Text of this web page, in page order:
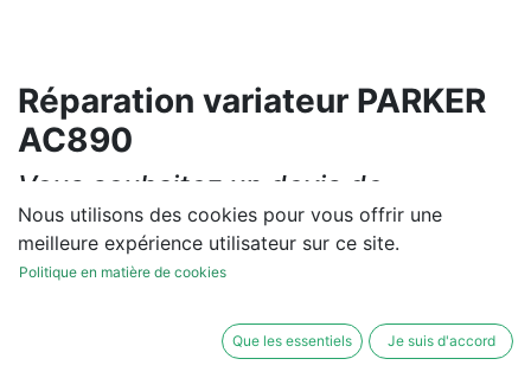
Réparation variateur PARKER
AC890
Vous souhaitez un devis de
réparation ou de vente, un
diagnostic sur site?
Nous utilisons des cookies pour vous offrir une
meilleure expérience utilisateur sur ce site.
Politique en matière de cookies
Que les essentiels Je suis d'accord